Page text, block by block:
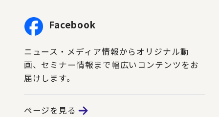
Facebook
ニュース・メディア情報からオリジナル動
画、セミナー情報まで幅広いコンテンツをお
届けします。
ページを見る